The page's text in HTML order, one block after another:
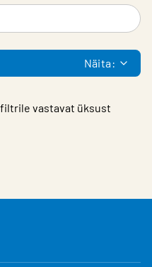
Näita:
vastavat üksust